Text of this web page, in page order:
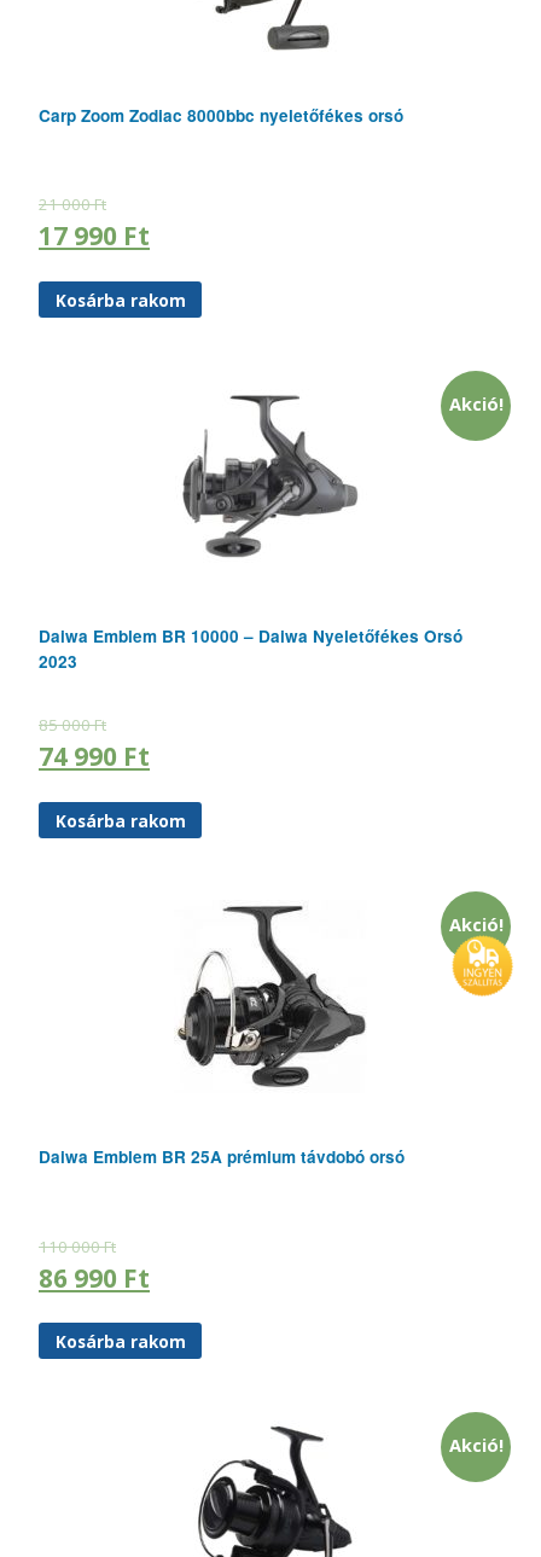
Carp Zoom Zodiac 8000bbc nyeletőfékes orsó
21 000Ft
17 990 Ft
Kosárba rakom
Akció!
Daiwa Emblem BR 10000 – Daiwa Nyeletőfékes Orsó
2023
85 000Ft
74 990 Ft
Kosárba rakom
Akció!
Daiwa Emblem BR 25A prémium távdobó orsó
110 000Ft
86 990 Ft
Kosárba rakom
Akció!